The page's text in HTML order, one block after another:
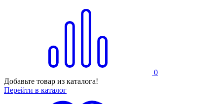
0
Добавьте товар из каталога!
Перейти в каталог